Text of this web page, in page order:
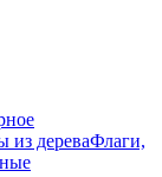
из дереваФлаги,